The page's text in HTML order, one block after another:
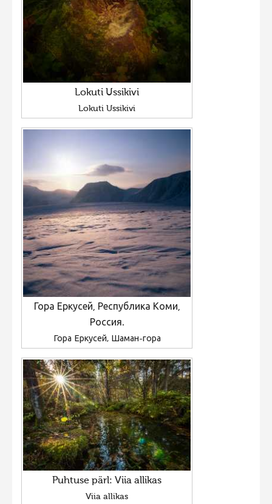
Lokuti Ussikivi
Lokuti Ussikivi
Гора Еркусей, Республика Коми,
Россия.
Гора Еркусей, Шаман-гора
Puhtuse pärl: Viia allikas
Viia allikas